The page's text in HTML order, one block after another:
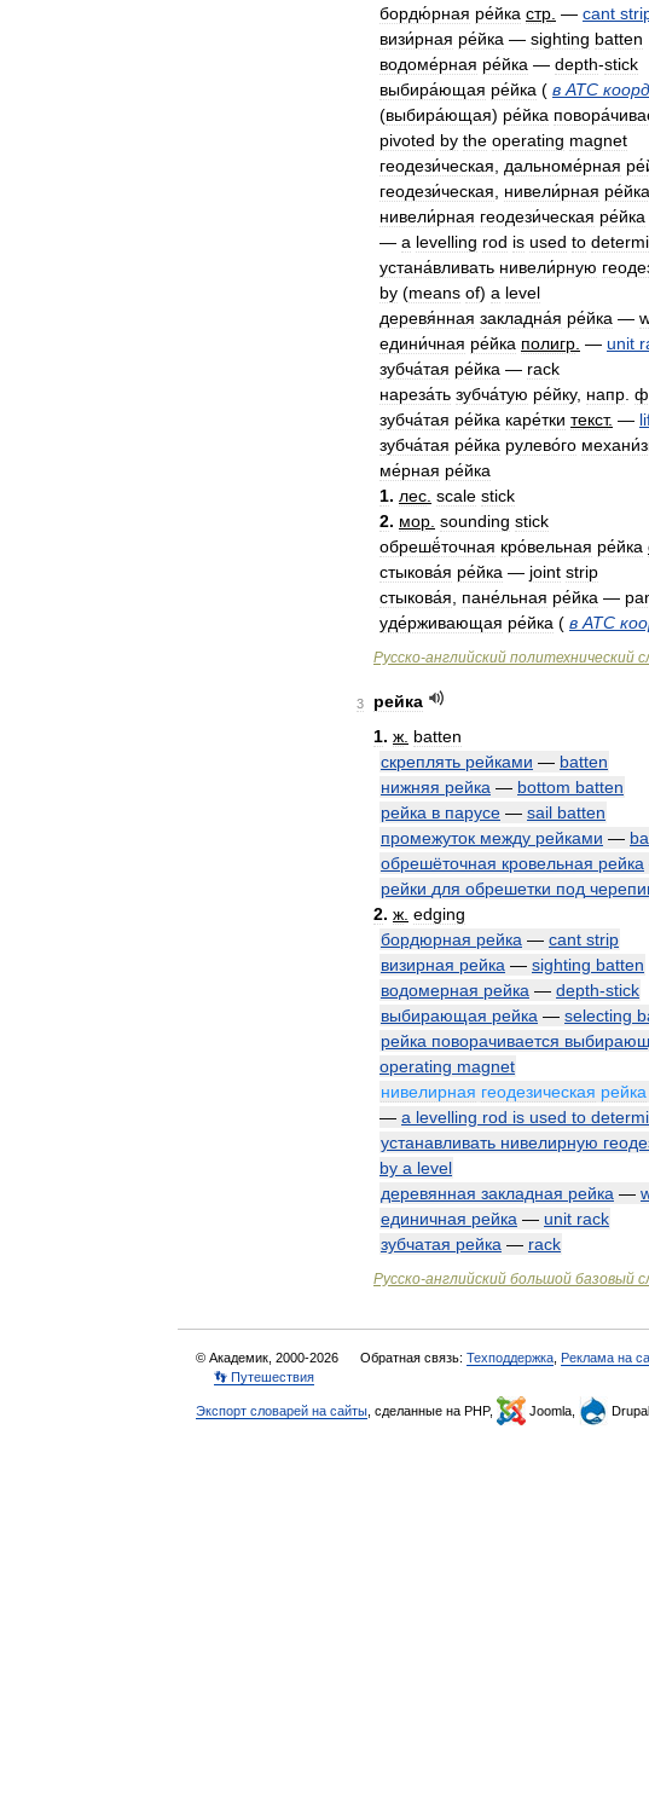
бордю́рная ре́йка стр — cant
визи́рная ре́йка — sighting batten
водоме́рная ре́йка — depth-stick
выбира́ющая ре́йка ( в АТС
(выбира́ющая) ре́йка
pivoted by the operating magnet
геодези́ческая
дальноме́рная
геодези́ческая
нивели́рная ре́йка
нивели́рная геодези́ческая ре́йка
— a levelling rod is used to
устана́вливать нивели́рную
by (means of) a level
деревя́нная закладна́я ре́йка —
едини́чная ре́йка полигр — unit
зубча́тая ре́йка — rack
нареза́ть зубча́тую ре́йку, напр
зубча́тая ре́йка каре́тки текст. —
зубча́тая ре́йка рулево́го
ме́рная ре́йка
1. лес scale stick
2. мор sounding stick
обрешё́точная кро́вельная ре́йка
стыкова́я ре́йка — joint strip
стыкова́я
пане́льная ре́йка —
уде́рживающая ре́йка ( в АТС
Русско-английский политехнический
3
рейка
1. ж batten
скреплять рейками — batten
нижняя рейка — bottom batten
рейка в парусе — sail batten
промежуток между рейками —
обрешёточная кровельная рейка
рейки для обрешетки под
2. ж edging
бордюрная рейка — cant strip
визирная рейка — sighting batten
водомерная рейка — depth-stick
выбирающая рейка — selecting
рейка поворачивается
operating magnet
нивелирная геодезическая рейка
— a levelling rod is used to
устанавливать нивелирную
by a level
деревянная закладная рейка —
единичная рейка — unit rack
зубчатая рейка — rack
Русско-английский большой базовый
© Академик, 2000-2026 Обратная связь: Техподдержка Реклама на
👣 Путешествия
Экспорт словарей на сайты , сделанные на PHP, Joomla, Drupal,